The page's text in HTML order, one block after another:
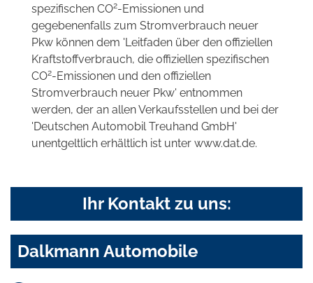
spezifischen CO2-Emissionen und
gegebenenfalls zum Stromverbrauch neuer
Pkw können dem 'Leitfaden über den offiziellen
Kraftstoffverbrauch, die offiziellen spezifischen
CO2-Emissionen und den offiziellen
Stromverbrauch neuer Pkw' entnommen
werden, der an allen Verkaufsstellen und bei der
'Deutschen Automobil Treuhand GmbH'
unentgeltlich erhältlich ist unter www.dat.de.
Ihr Kontakt zu uns:
Dalkmann Automobile